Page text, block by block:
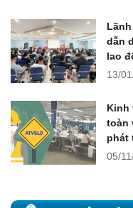
dẫn
lao
13/
Kinh
toàn
phát
05/